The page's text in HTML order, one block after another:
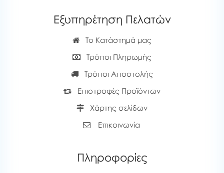
Εξυπηρέτηση Πελατών
Το Κατάστημά μας
Τρόποι Πληρωμής
Τρόποι Αποστολής
Επιστροφές Προϊόντων
Χάρτης σελίδων
Επικοινωνία
Πληροφορίες